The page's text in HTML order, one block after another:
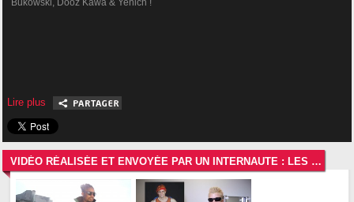
Lire plus
VIDÉO RÉALISÉE ET ENVOYÉE PAR UN INTERNAUTE : LES VIDÉOS LES PLUS RÉCENTES